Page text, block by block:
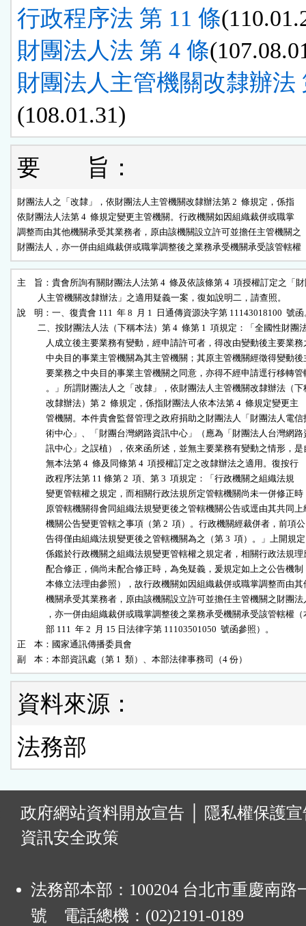
行政程序法 第 11 條
財團法人法 第 4 條
財團法人主管機關改隸辦法
(108.01.31)
要 旨：
財團法人之「改隸」，依財團法人主管機關改隸辦法第 2  條規定，係指
依財團法人法第 4  條規定變更主管機關。行政機關如因組織裁併或職掌
調整而由其他機關承受其業務者，原由該機關設立許可並擔任主管機關之
財團法人，亦一併由組織裁併或職掌調整後之業務承受機關承受該管轄權
主    旨：貴會所詢有關財團法人法第 4  條及依該條第 4  項授權訂定之「
          人主管機關改隸辦法」之適用疑義一案，復如說明二，請查照。
說    明：一、復貴會 111  年 8  月 1  日通傳資源決字第 11143018100  號函
二、按財團法人法（下稱本法）第 4  條第 1  項規定：「全國性財團
人成立後主要業務有變動，經申請許可者，得改由變動後主要業務
中央目的事業主管機關為其主管機關；其原主管機關經徵得變動後
要業務之中央目的事業主管機關之同意，亦得不經申請逕行移轉管
。」所謂財團法人之「改隸」，依財團法人主管機關改隸辦法（下
              改隸辦法）第 2  條規定，係指財團法人依本法第 4  條規定變更主
管機關。本件貴會監督管理之政府捐助之財團法人「財團法人電信
術中心」、「財團台灣網路資訊中心」（應為「財團法人台灣網路
訊中心」之誤植），依來函所述，並無主要業務有變動之情形，是
              無本法第 4  條及同條第 4  項授權訂定之改隸辦法之適用。復按行
              政程序法第 11 條第 2  項、第 3  項規定：「行政機關之組織法規
變更管轄權之規定，而相關行政法規所定管轄機關尚未一併修正時
原管轄機關得會同組織法規變更後之管轄機關公告或逕由其共同上
              機關公告變更管轄之事項（第 2  項）。行政機關經裁併者，前項公
              告得僅由組織法規變更後之管轄機關為之（第 3  項）。」上開規定
係鑑於行政機關之組織法規變更管轄權之規定者，相關行政法規理
配合修正，倘尚未配合修正時，為免疑義，爰規定如上之公告機制
本條立法理由參照），故行政機關如因組織裁併或職掌調整而由其
機關承受其業務者，原由該機關設立許可並擔任主管機關之財團法
，亦一併由組織裁併或職掌調整後之業務承受機關承受該管轄權（
              部 111  年 2  月 15 日法律字第 11103501050  號函參照）。
正    本：國家通訊傳播委員會
副    本：本部資訊處（第 1  類）、本部法律事務司（4 份）
資料來源：
法務部
政府網站資料開放宣告
隱私權保護
資訊安全政策
法務部本部：100204 台北市重慶南路
號 電話總機：(02)2191-0189